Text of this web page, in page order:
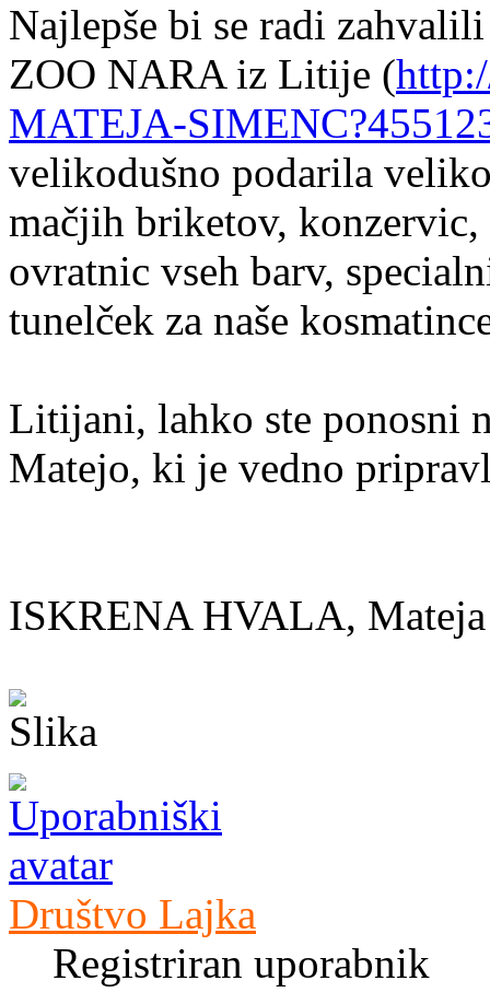
Najlepše bi se radi
ZOO NARA iz Litije (
MATEJA-
velikodušno podarila
mačjih briketov,
ovratnic vseh barv,
tunelček za naše
Litijani, lahko ste ponosni
Matejo, ki je vedno
ISKRENA HVALA,
Društvo Lajka
Registriran uporabnik